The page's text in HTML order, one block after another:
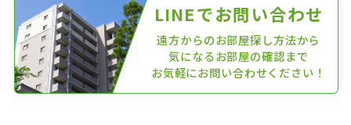
LINEでお問い合わせ
遠方からのお部屋探し方法から
気になるお部屋の確認まで
お気軽にお問い合わせください！